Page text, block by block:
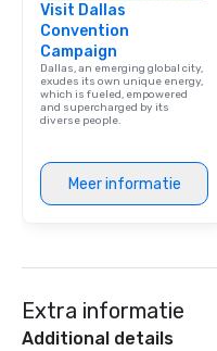
Visit Dallas
Convention
Campaign
Dallas, an emerging global city,
exudes its own unique energy,
which is fueled, empowered
and supercharged by its
diverse people.
Meer informatie
Extra informatie
Additional details